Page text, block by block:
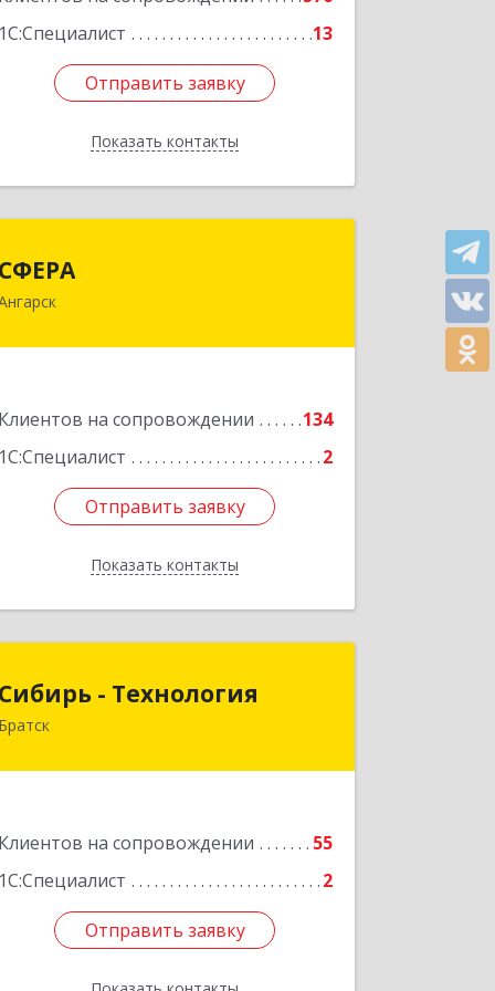
1С:Специалист
13
Отправить заявку
Показать контакты
Отправить заявку
Назад
СФЕРА
Клиентов на сопровождении
134
1С:Специалист
2
Отправить заявку
Показать контакты
665816, Иркутская обл, Ангарск г, 177-
Отправить заявку
Назад
Сибирь - Технология
Братск
Клиентов на сопровождении
55
1С:Специалист
2
Отправить заявку
Подробнее
Отправить заявку